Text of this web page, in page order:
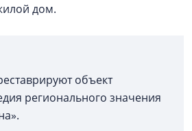
дом.
объект
регионального значения